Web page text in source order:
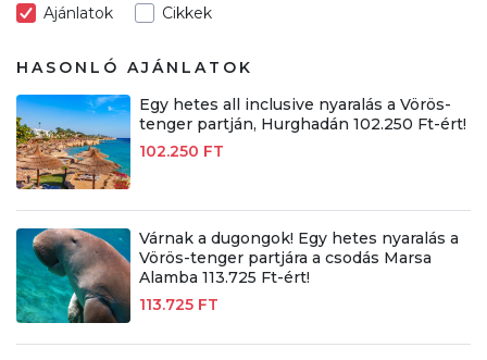
Ajánlatok Cikkek
HASONLÓ AJÁNLATOK
Egy hetes all inclusive nyaralás a Vörös-
tenger partján, Hurghadán 102.250 Ft-ért!
102.250 FT
Várnak a dugongok! Egy hetes nyaralás a
Vörös-tenger partjára a csodás Marsa
Alamba 113.725 Ft-ért!
113.725 FT